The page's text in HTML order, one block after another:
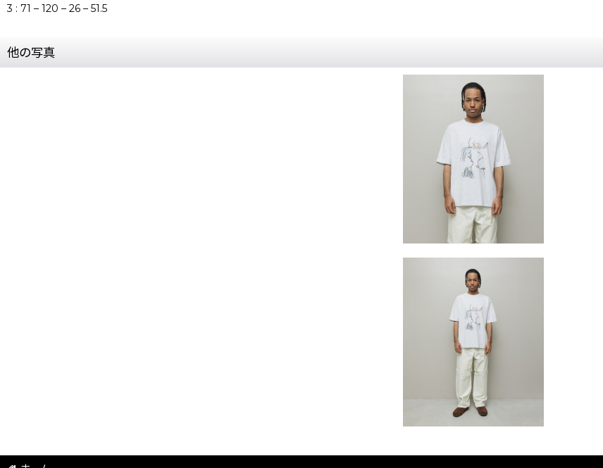
3 : 71 – 120 – 26 – 51.5
他の写真